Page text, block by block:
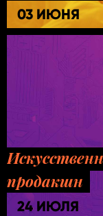
03 ИЮНЯ
продакшн
24 ИЮЛЯ